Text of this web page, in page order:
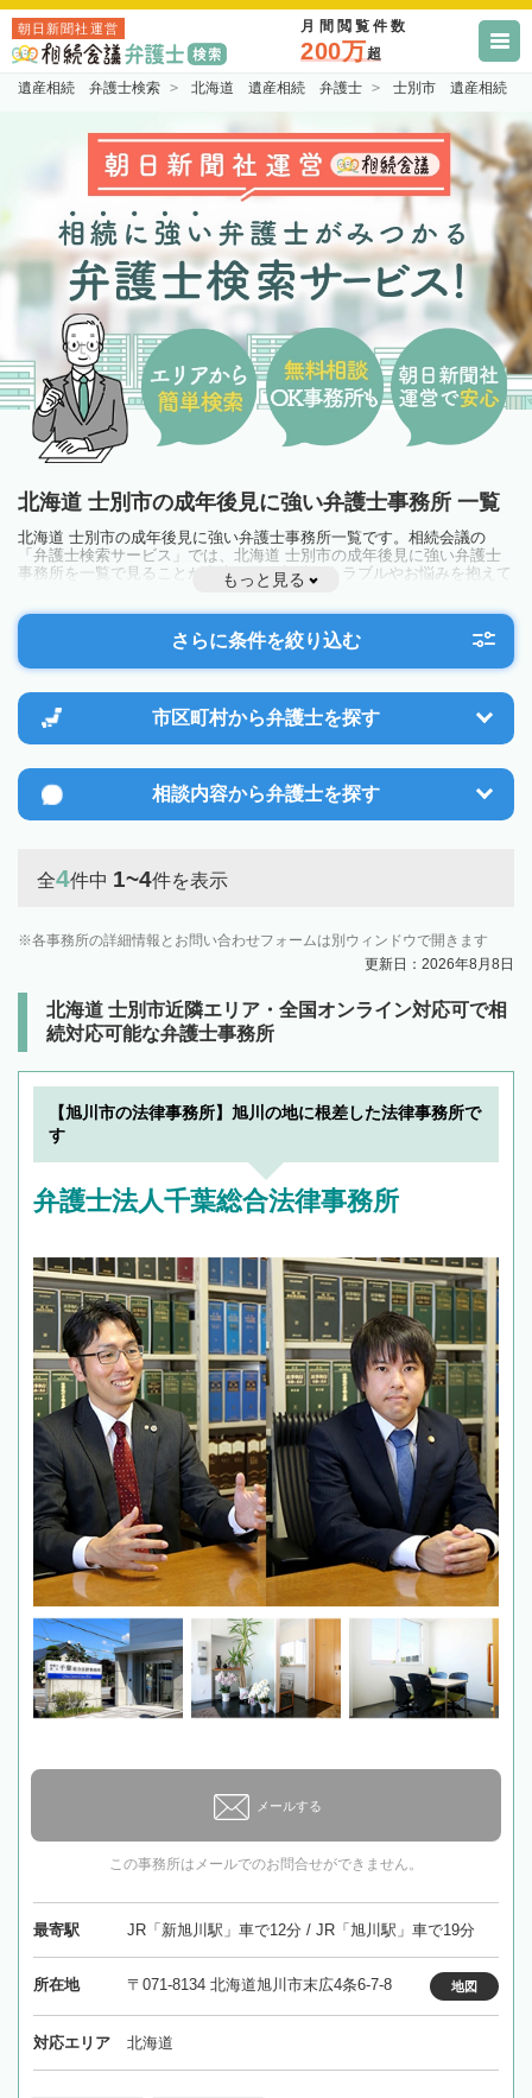
朝日新聞社運営 月間閲覧件数
200万超
遺産相続 弁護士検索 北海道 遺産相続 弁護士 士別市 遺産相続
北海道 士別市の成年後見に強い弁護士事務所 一覧
北海道 士別市の成年後見に強い弁護士事務所一覧です。相続会議の
「弁護士検索サービス」では、北海道 士別市の成年後見に強い弁護士
事務所を一覧で見ることが出来ます。相続のトラブルやお悩みを抱えて
いる方は一度近隣の弁護士に相談してみましょう。
もっと見る
さらに条件を絞り込む
市区町村から弁護士を探す
相談内容から弁護士を探す
全4件中 1~4件を表示
各事務所の詳細情報とお問い合わせフォームは別ウィンドウで開きます
更新日：2026年8月8日
北海道 士別市近隣エリア・全国オンライン対応可で相
続対応可能な弁護士事務所
【旭川市の法律事務所】旭川の地に根差した法律事務所で
す
弁護士法人千葉総合法律事務所
メールする
この事務所はメールでのお問合せができません。
最寄駅 JR「新旭川駅」車で12分 / JR「旭川駅」車で19分
所在地 〒071-8134 北海道旭川市末広4条6-7-8 地図
対応エリア 北海道